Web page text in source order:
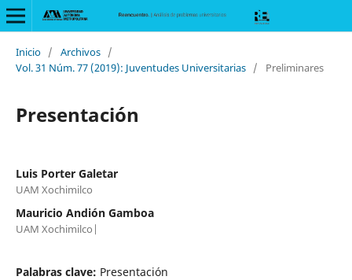
Inicio / Archivos /
Vol. 31 Núm. 77 (2019): Juventudes Universitarias / Preliminares
Presentación
Luis Porter Galetar
UAM Xochimilco
Mauricio Andión Gamboa
UAM Xochimilco|
Palabras clave: Presentación